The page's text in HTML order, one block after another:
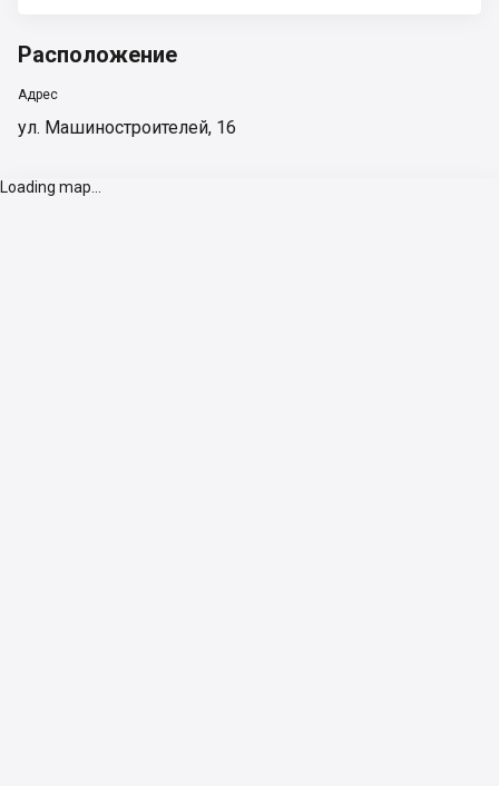
Расположение
Адрес
ул. Машиностроителей, 16
Loading map...